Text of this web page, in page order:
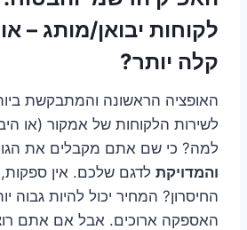
לקוחות יבואן/מותג –
קלה יותר?
האופציה הראשונה והמתבקשת
לשירות הלקוחות של אמקור (או
למה? כי שם אתם מקבלים את
והמדויקת לדגם שלכם. אין
החיסרון? המחיר יכול להיות גבוה
האספקה ארוכים. אבל אם אתם